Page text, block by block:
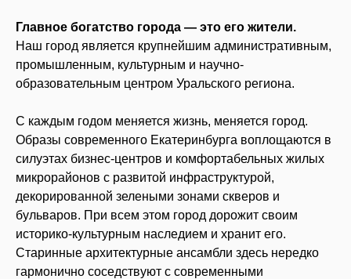
Главное богатство города — это его жители.
Наш город является крупнейшим административным,
промышленным, культурным и научно-
образовательным центром Уральского региона.
С каждым годом меняется жизнь, меняется город.
Образы современного Екатеринбурга воплощаются в
силуэтах бизнес-центров и комфортабельных жилых
микрорайонов с развитой инфраструктурой,
декорированной зелеными зонами скверов и
бульваров. При всем этом город дорожит своим
историко-культурным наследием и хранит его.
Старинные архитектурные ансамбли здесь нередко
гармонично соседствуют с современными